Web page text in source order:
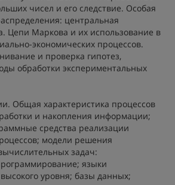
чисел и его следствие. Особая
центральная
Цепи Маркова и их использование в
экономических процессов.
и проверка гипотез,
обработки экспериментальных
Общая характеристика процессов
и накопления информации;
средства реализации
модели решения
задач:
языки
уровня; базы данных;